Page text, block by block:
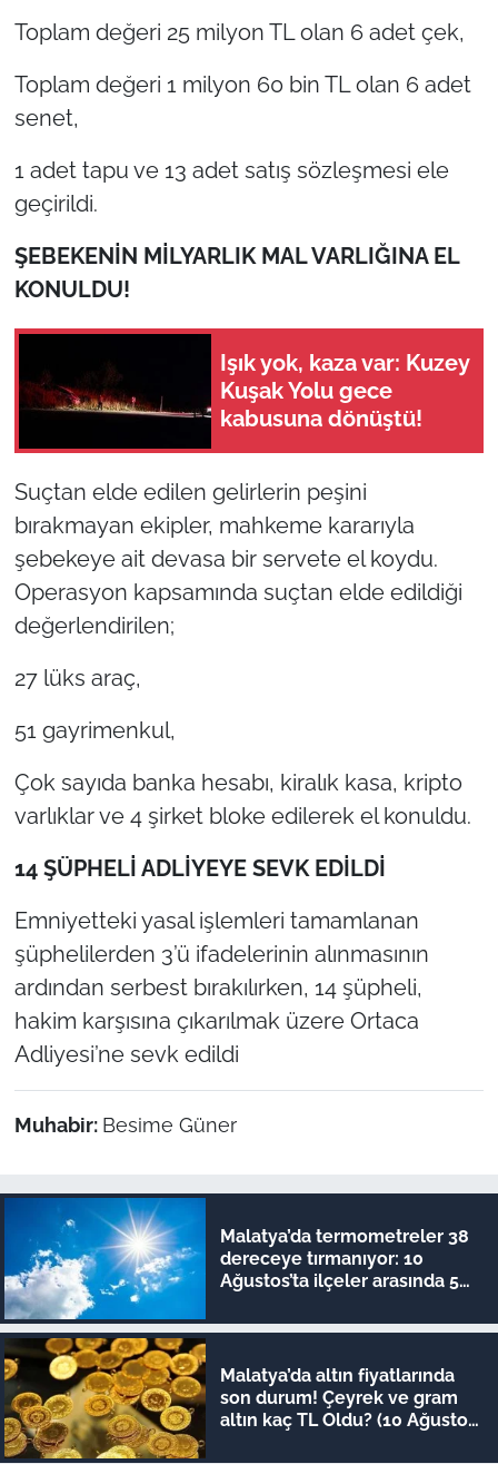
Toplam değeri 25 milyon TL olan 6 adet çek,
Toplam değeri 1 milyon 60 bin TL olan 6 adet
senet,
1 adet tapu ve 13 adet satış sözleşmesi ele
geçirildi.
ŞEBEKENİN MİLYARLIK MAL VARLIĞINA EL
KONULDU!
Işık yok, kaza var: Kuzey
Kuşak Yolu gece
kabusuna dönüştü!
Suçtan elde edilen gelirlerin peşini
bırakmayan ekipler, mahkeme kararıyla
şebekeye ait devasa bir servete el koydu.
Operasyon kapsamında suçtan elde edildiği
değerlendirilen;
27 lüks araç,
51 gayrimenkul,
Çok sayıda banka hesabı, kiralık kasa, kripto
varlıklar ve 4 şirket bloke edilerek el konuldu.
14 ŞÜPHELİ ADLİYEYE SEVK EDİLDİ
Emniyetteki yasal işlemleri tamamlanan
şüphelilerden 3’ü ifadelerinin alınmasının
ardından serbest bırakılırken, 14 şüpheli,
hakim karşısına çıkarılmak üzere Ortaca
Adliyesi’ne sevk edildi
Muhabir: Besime Güner
Malatya’da termometreler 38
dereceye tırmanıyor: 10
Ağustos’ta ilçeler arasında 5
Malatya’da altın fiyatlarında
son durum! Çeyrek ve gram
altın kaç TL Oldu? (10 Ağustos